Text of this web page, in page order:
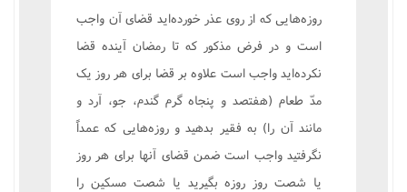
روزه‌هايى که از روى عذر خورده‌ايد قضاى آن واجب
است و در فرض مذکور که تا رمضان آينده قضا
نکرده‌ايد واجب است علاوه بر قضا براى هر روز يک
مدّ طعام (هفتصد و پنجاه گرم گندم، جو، آرد و
مانند آن را) به فقير بدهيد و روزه‌هايى که عمداً
نگرفتيد واجب است ضمن قضاى آنها براى هر روز
يا شصت روز روزه بگيريد يا شصت مسکين را